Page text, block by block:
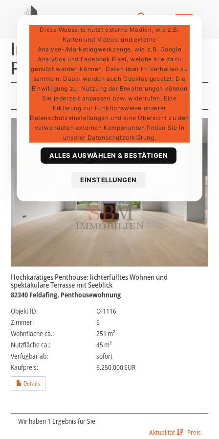
Immobilien:
Penthousewohnung
Wir haben 1 Ergebnis für Sie
Aktualität
Hochkarätiges Penthouse: lichterfülltes Wohnen und
spektakuläre Terrasse mit Seeblick
82340 Feldafing, Penthousewohnung
Objekt ID:
O-1116
Zimmer:
6
Wohnfläche ca.:
251 m²
Nutzfläche ca.:
45 m²
Verfügbar ab:
sofort
Kaufpreis:
6.250.000 EUR
Details
Wir haben 1 Ergebnis für Sie
Aktualität
Preis
Diese Webseite nutzt externe Medien, wie z.B.
Karten und Videos, und externe
Analyse-/Marketingwerkzeuge, wie z.B. Google
Analytics und Facebook Pixel, welche alle dazu
genutzt werden können, Daten über Ihr Verhalten zu
sammeln. Dabei werden auch Cookies gesetzt. Die
Einwilligung zur Nutzung der Erweiterungen können
Sie jederzeit anpassen bzw. widerrufen. Eine
Erklärung zur Funktionsweise unserer
Datenschutzeinstellungen und eine Übersicht zu den
verwendeten externen Komponenten finden Sie in
unserer Datenschutzerklärung.
ALLES AUSWÄHLEN & BESTÄTIGEN
EINSTELLUNGEN